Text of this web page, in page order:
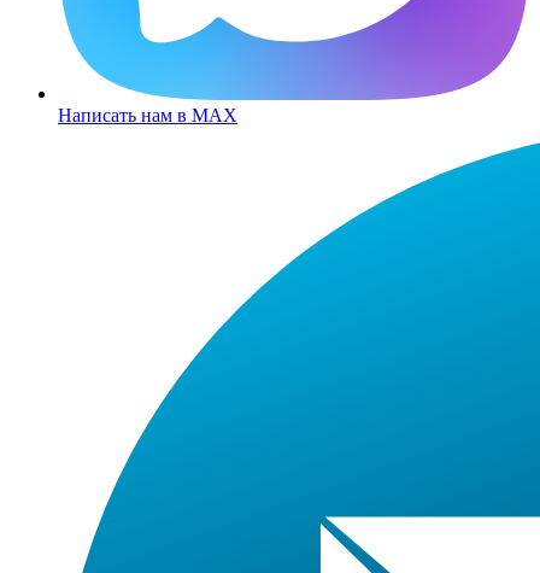
Написать нам в MAX